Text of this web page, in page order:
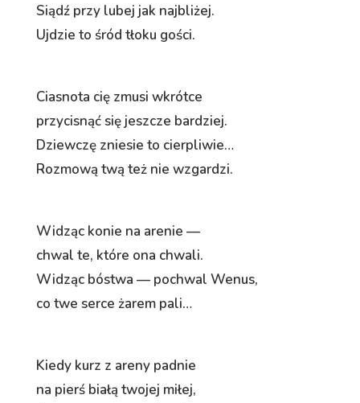
Siądź przy lubej jak najbliżej.
Ujdzie to śród tłoku gości.
Ciasnota cię zmusi wkrótce
przycisnąć się jeszcze bardziej.
Dziewczę zniesie to cierpliwie…
Rozmową twą też nie wzgardzi.
Widząc konie na arenie —
chwal te, które ona chwali.
Widząc bóstwa — pochwal Wenus,
co twe serce żarem pali…
Kiedy kurz z areny padnie
na pierś białą twojej miłej,